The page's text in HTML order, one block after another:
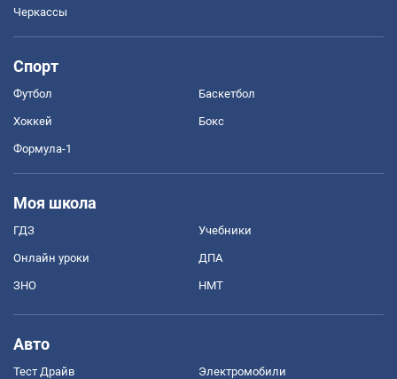
Черкассы
Спорт
Футбол Баскетбол
Хоккей Бокс
Формула-1
Моя школа
ГДЗ Учебники
Онлайн уроки ДПА
ЗНО НМТ
Авто
Тест Драйв Электромобили